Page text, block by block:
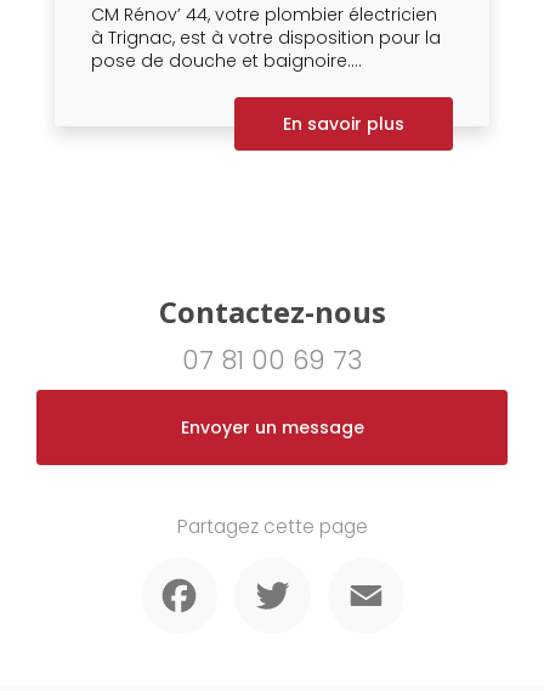
CM Rénov’ 44, votre plombier électricien
à Trignac, est à votre disposition pour la
pose de douche et baignoire....
En savoir plus
Contactez-nous
07 81 00 69 73
Envoyer un message
Partagez cette page